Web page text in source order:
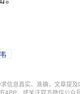
信息真实、准确，文章提
APP，或关注官方微信公